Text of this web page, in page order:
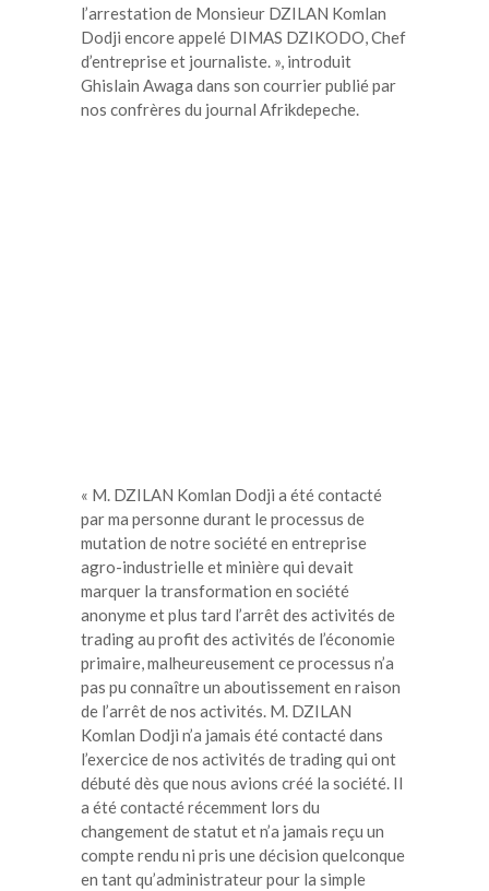
l’arrestation de Monsieur DZILAN Komlan
Dodji encore appelé DIMAS DZIKODO, Chef
d’entreprise et journaliste. », introduit
Ghislain Awaga dans son courrier publié par
nos confrères du journal Afrikdepeche.
« M. DZILAN Komlan Dodji a été contacté
par ma personne durant le processus de
mutation de notre société en entreprise
agro-industrielle et minière qui devait
marquer la transformation en société
anonyme et plus tard l’arrêt des activités de
trading au profit des activités de l’économie
primaire, malheureusement ce processus n’a
pas pu connaître un aboutissement en raison
de l’arrêt de nos activités. M. DZILAN
Komlan Dodji n’a jamais été contacté dans
l’exercice de nos activités de trading qui ont
débuté dès que nous avions créé la société. Il
a été contacté récemment lors du
changement de statut et n’a jamais reçu un
compte rendu ni pris une décision quelconque
en tant qu’administrateur pour la simple